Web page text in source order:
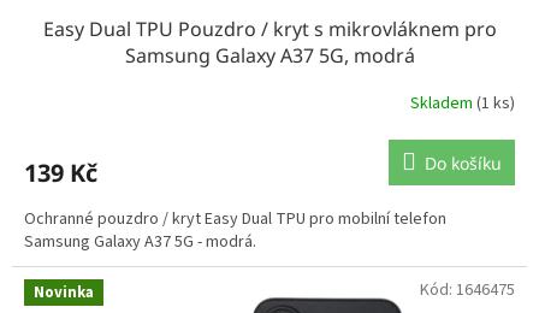
Easy Dual TPU Pouzdro / kryt s mikrovláknem pro
Samsung Galaxy A37 5G, modrá
Skladem (1 ks)
139 Kč Do košíku
Ochranné pouzdro / kryt Easy Dual TPU pro mobilní telefon
Samsung Galaxy A37 5G - modrá.
Novinka Kód: 1646475